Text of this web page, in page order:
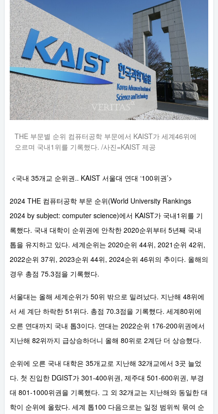
THE 부문별 순위 컴퓨터공학 부문에서 KAIST가 세계46위에
오르며 국내1위를 기록했다. /사진=KAIST 제공
<국내 35개교 순위권.. KAIST 서울대 연대 ‘100위권’>
2024 THE 컴퓨터공학 부문 순위(World University Rankings
2024 by subject: computer science)에서 KAIST가 국내1위를 기
록했다. 국내 대학이 순위권에 안착한 2020순위부터 5년째 국내
톱을 유지하고 있다. 세계순위는 2020순위 44위, 2021순위 42위,
2022순위 37위, 2023순위 44위, 2024순위 46위의 추이다. 올해의
경우 총점 75.3점을 기록했다.
서울대는 올해 세계순위가 50위 밖으로 밀려났다. 지난해 48위에
서 세 계단 하락한 51위다. 총점 70.3점을 기록했다. 세계80위에
오른 연대까지 국내 톱3이다. 연대는 2022순위 176-200위권에서
지난해 82위까지 급상승하더니 올해 80위로 2계단 더 상승했다.
순위에 오른 국내 대학은 35개교로 지난해 32개교에서 3곳 늘었
다. 첫 진입한 DGIST가 301-400위권, 제주대 501-600위권, 부경
대 801-1000위권을 기록했다. 그 외 32개교는 지난해와 동일한 대
학이 순위에 올랐다. 세계 톱100 다음으로는 일정 범위씩 묶여 순